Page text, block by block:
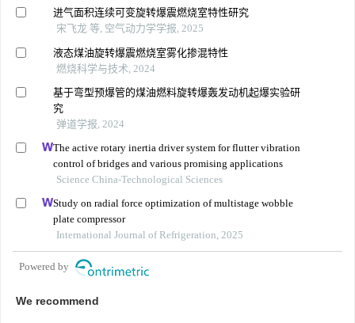
进气面积连续可变旋转爆震燃烧室特性研究
宋飞龙 等, 空气动力学学报, 2025
液态煤油旋转爆震燃烧室雾化掺混特性
燃烧科学与技术, 2024
基于弯型预爆管的煤油燃料旋转爆轰发动机起爆实验研
究
弹道学报, 2024
The active rotary inertia driver system for flutter vibration
control of bridges and various promising applications
Science China-Technological Sciences
Study on radial force optimization of multistage wobble
plate compressor
International Journal of Refrigeration, 2025
Powered by
We recommend